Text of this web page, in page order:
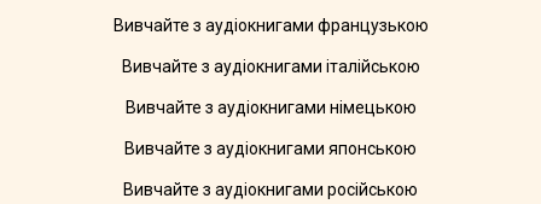
Вивчайте з аудіокнигами французькою
Вивчайте з аудіокнигами італійською
Вивчайте з аудіокнигами німецькою
Вивчайте з аудіокнигами японською
Вивчайте з аудіокнигами російською